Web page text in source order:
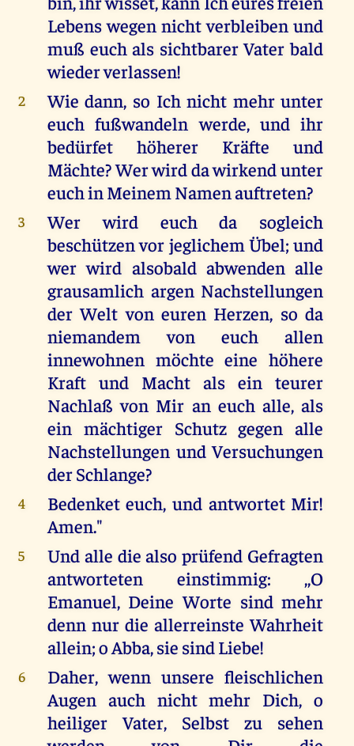
Lebens wegen nicht verbleiben und
muß euch als sichtbarer Vater bald
wieder verlassen!
2
Wie dann, so Ich nicht mehr unter
euch fußwandeln werde, und ihr
bedürfet höherer Kräfte und
Mächte? Wer wird da wirkend unter
euch in Meinem Namen auftreten?
3
Wer wird euch da sogleich
beschützen vor jeglichem Übel; und
wer wird alsobald abwenden alle
grausamlich argen Nachstellungen
der Welt von euren Herzen, so da
niemandem von euch allen
innewohnen möchte eine höhere
Kraft und Macht als ein teurer
Nachlaß von Mir an euch alle, als
ein mächtiger Schutz gegen alle
Nachstellungen und Versuchungen
der Schlange?
4
Bedenket euch, und antwortet Mir!
Amen."
5
Und alle die also prüfend Gefragten
antworteten einstimmig: ,,O
Emanuel, Deine Worte sind mehr
denn nur die allerreinste Wahrheit
allein; o Abba, sie sind Liebe!
6
Daher, wenn unsere fleischlichen
Augen auch nicht mehr Dich, o
heiliger Vater, Selbst zu sehen